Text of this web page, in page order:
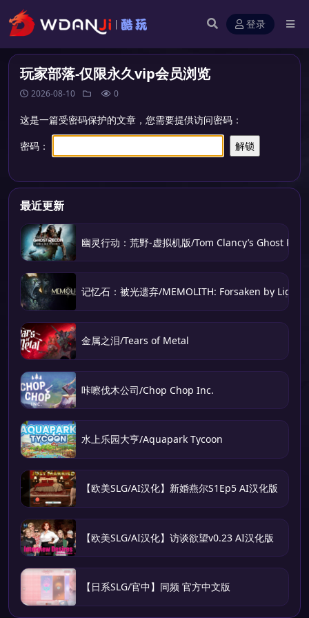
登录
玩家部落-仅限永久vip会员浏览
2026-08-10 0
这是一篇受密码保护的文章，您需要提供访问密码：
密码：
最近更新
幽灵行动：荒野-虚拟机版/Tom Clancy’s Ghost
记忆石：被光遗弃/MEMOLITH: Forsaken by Light
金属之泪/Tears of Metal
咔嚓伐木公司/Chop Chop Inc.
水上乐园大亨/Aquapark Tycoon
【欧美SLG/AI汉化】新婚燕尔S1Ep5 AI汉化版
【欧美SLG/AI汉化】访谈欲望v0.23 AI汉化版
【日系SLG/官中】同频 官方中文版